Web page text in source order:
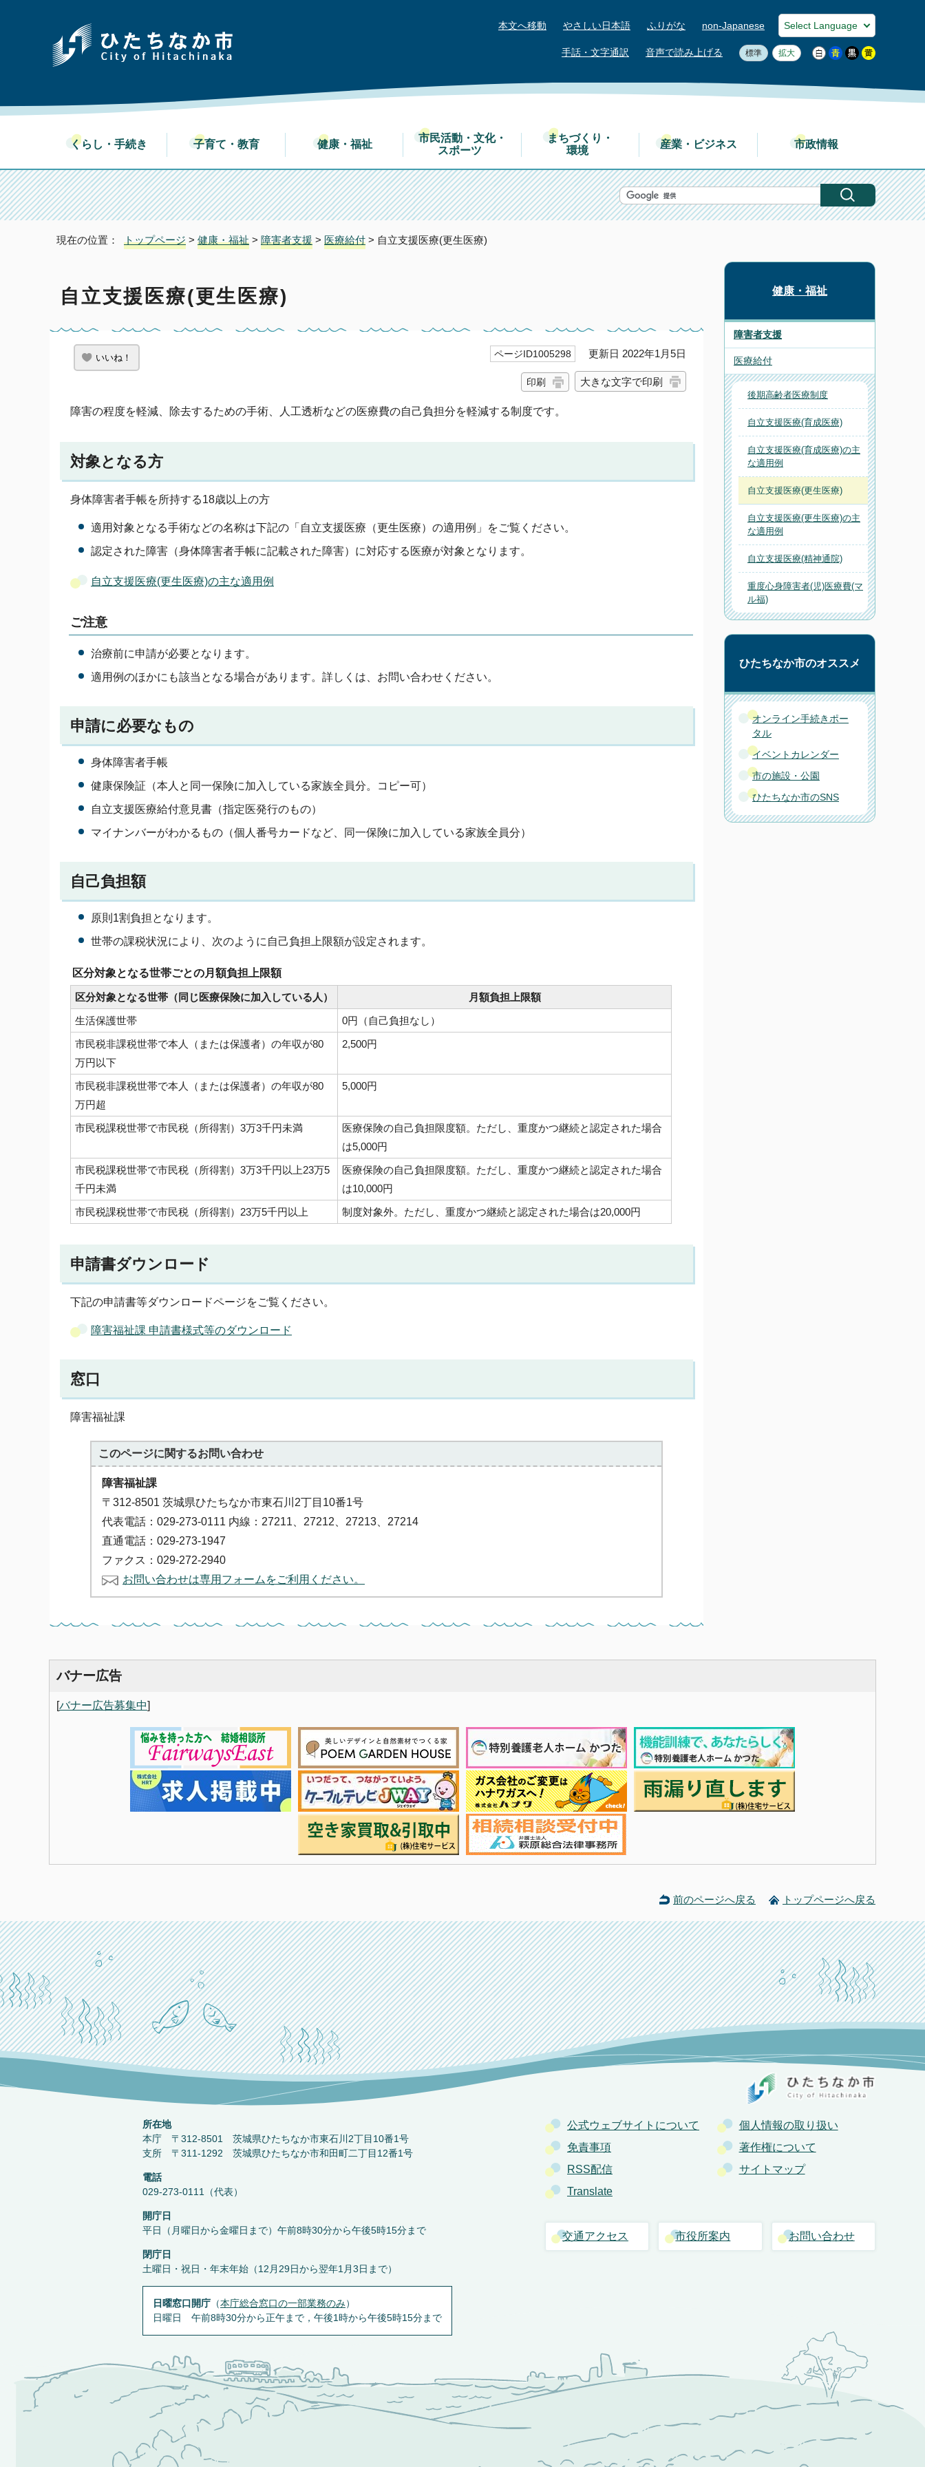
本文へ移動 やさしい日本語 ふりがな non-Japanese
手話・文字通訳 音声で読み上げる 標準 拡大
くらし・手続き 子育て・教育 健康・福祉
市民活動・文化・
スポーツ
まちづくり・
環境
産業・ビジネス 市政情報
現在の位置： トップページ > 健康・福祉 > 障害者支援 > 医療給付 > 自立支援医療(更生医療)
自立支援医療(更生医療)
いいね！ ページID1005298 更新日 2022年1月5日
印刷 大きな文字で印刷
障害の程度を軽減、除去するための手術、人工透析などの医療費の自己負担分を軽減する制度です。
対象となる方
身体障害者手帳を所持する18歳以上の方
適用対象となる手術などの名称は下記の「自立支援医療（更生医療）の適用例」をご覧ください。
認定された障害（身体障害者手帳に記載された障害）に対応する医療が対象となります。
自立支援医療(更生医療)の主な適用例
ご注意
治療前に申請が必要となります。
適用例のほかにも該当となる場合があります。詳しくは、お問い合わせください。
申請に必要なもの
身体障害者手帳
健康保険証（本人と同一保険に加入している家族全員分。コピー可）
自立支援医療給付意見書（指定医発行のもの）
マイナンバーがわかるもの（個人番号カードなど、同一保険に加入している家族全員分）
自己負担額
原則1割負担となります。
世帯の課税状況により、次のように自己負担上限額が設定されます。
区分対象となる世帯ごとの月額負担上限額
区分対象となる世帯（同じ医療保険に加入している人）
月額負担上限額
生活保護世帯
0円（自己負担なし）
市民税非課税世帯で本人（または保護者）の年収が80
万円以下
2,500円
市民税非課税世帯で本人（または保護者）の年収が80
万円超
5,000円
市民税課税世帯で市民税（所得割）3万3千円未満
医療保険の自己負担限度額。ただし、重度かつ継続と認定された場合
は5,000円
市民税課税世帯で市民税（所得割）3万3千円以上23万5
千円未満
医療保険の自己負担限度額。ただし、重度かつ継続と認定された場合
は10,000円
市民税課税世帯で市民税（所得割）23万5千円以上
制度対象外。ただし、重度かつ継続と認定された場合は20,000円
申請書ダウンロード
下記の申請書等ダウンロードページをご覧ください。
障害福祉課 申請書様式等のダウンロード
窓口
障害福祉課
このページに関するお問い合わせ
障害福祉課
〒312-8501 茨城県ひたちなか市東石川2丁目10番1号
代表電話：029-273-0111 内線：27211、27212、27213、27214
直通電話：029-273-1947
ファクス：029-272-2940
お問い合わせは専用フォームをご利用ください。
健康・福祉
障害者支援
医療給付
後期高齢者医療制度
自立支援医療(育成医療)
自立支援医療(育成医療)の主
な適用例
自立支援医療(更生医療)
自立支援医療(更生医療)の主
な適用例
自立支援医療(精神通院)
重度心身障害者(児)医療費(マ
ル福)
ひたちなか市のオススメ
オンライン手続きポー
タル
イベントカレンダー
市の施設・公園
ひたちなか市のSNS
バナー広告
[バナー広告募集中]
前のページへ戻る トップページへ戻る
公式ウェブサイトについて
個人情報の取り扱い
免責事項
著作権について
RSS配信
サイトマップ
Translate
交通アクセス 市役所案内 お問い合わせ
所在地
本庁 〒312-8501 茨城県ひたちなか市東石川2丁目10番1号
支所 〒311-1292 茨城県ひたちなか市和田町二丁目12番1号
電話
029-273-0111（代表）
開庁日
平日（月曜日から金曜日まで）午前8時30分から午後5時15分まで
閉庁日
土曜日・祝日・年末年始（12月29日から翌年1月3日まで）
日曜窓口開庁 （本庁総合窓口の一部業務のみ）
日曜日 午前8時30分から正午まで，午後1時から午後5時15分まで